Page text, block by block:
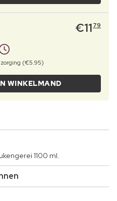
€11 79
(€5.95)
WINKELMAND
1100 ml.